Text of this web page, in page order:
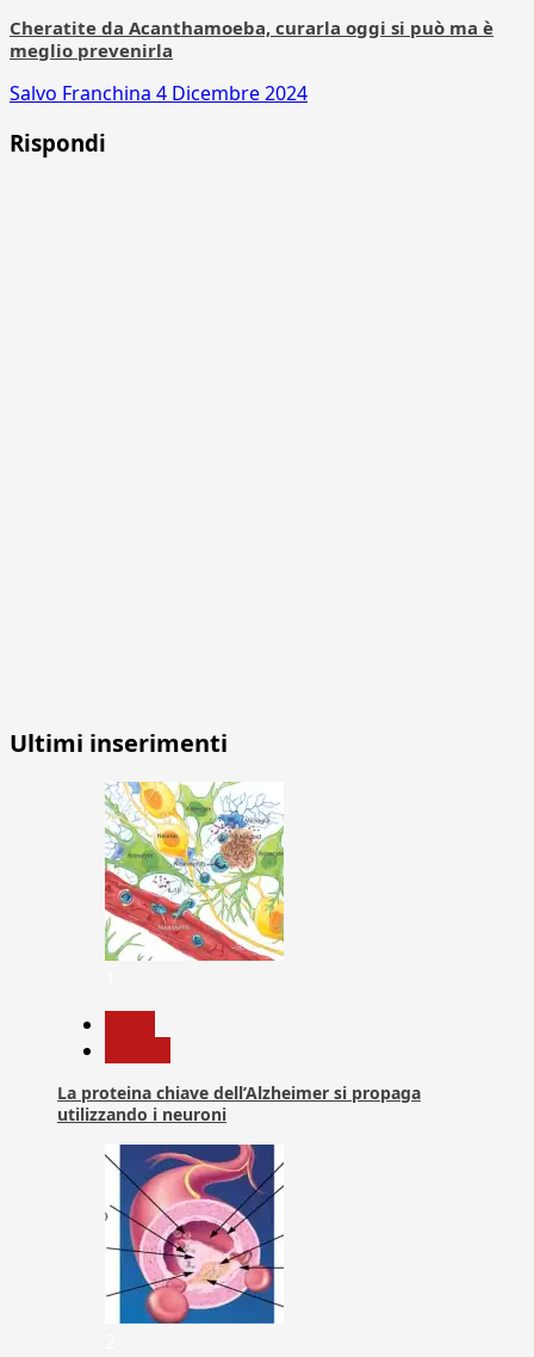
Cheratite da Acanthamoeba, curarla oggi si può ma è
meglio prevenirla
Salvo Franchina 4 Dicembre 2024
Rispondi
Ultimi inserimenti
La proteina chiave dell’Alzheimer si propaga
utilizzando i neuroni